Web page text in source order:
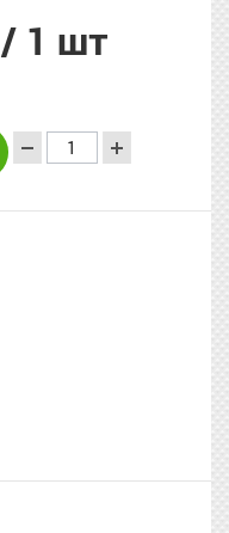
/ 1 шт